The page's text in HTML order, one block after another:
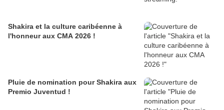
Shakira et la culture caribéenne à
l'honneur aux CMA 2026 !
Pluie de nomination pour Shakira aux
Premio Juventud !